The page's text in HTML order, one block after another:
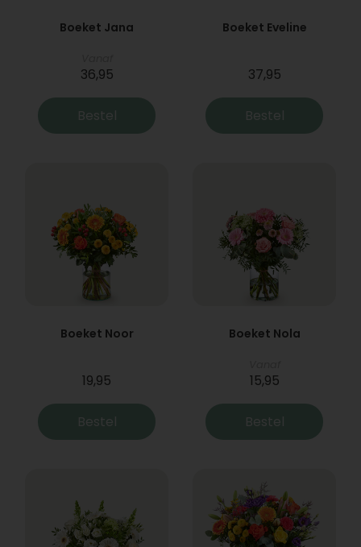
Boeket Jana
36,95
Bestel
Boeket Eveline
37,95
Bestel
Boeket Noor
19,95
Bestel
Boeket Nola
15,95
Bestel